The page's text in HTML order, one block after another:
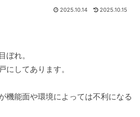
2025.10.14 2025.10.15
ぼれ。
にしてあります。
機能面や環境によっては不利になる